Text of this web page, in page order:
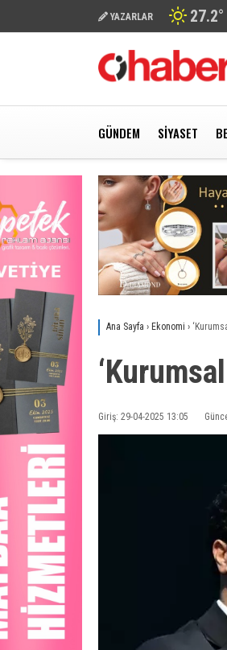
YAZARLAR 27.2°
GÜNDEM SIYASET
Ana Sayfa › Ekonomi ›
Giriş: 29-04-2025 13:05